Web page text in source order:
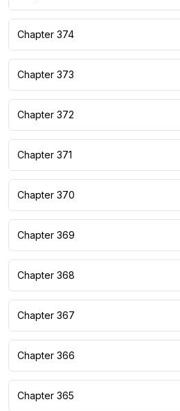
Chapter 374
Chapter 373
Chapter 372
Chapter 371
Chapter 370
Chapter 369
Chapter 368
Chapter 367
Chapter 366
Chapter 365